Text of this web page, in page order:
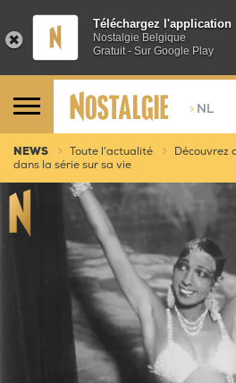
Téléchargez l'application
Nostalgie Belgique
Gratuit - Sur Google Play
> NL
NEWS Toute l'actualité
Découvrez
dans la série sur sa vie